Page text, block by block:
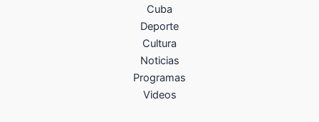
Cuba
Deporte
Cultura
Noticias
Programas
Videos